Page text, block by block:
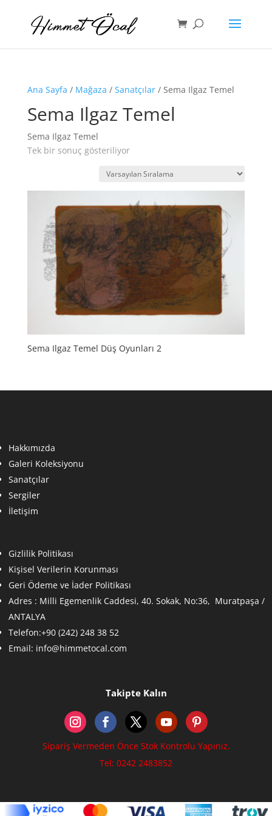
Ana Sayfa / Mağaza / Sanatçılar/ Sema Ilgaz Temel
Sema Ilgaz Temel
Sema Ilgaz Temel
Tek bir sonuç gösteriliyor
Sema Ilgaz Temel Düş Oyunları 2
Hakkımızda
Galeri Koleksiyonu
Sanatçılar
Sergiler
İletişim
Gizlilik Politikası
Kişisel Verilerin Korunması
Geri Ödeme ve İader Politikası
Adres : Milli Egemenlik Caddesi, 40. Sokak, No:36, Muratpaşa /
ANTALYA
Telefon:+90 (242) 248 38 52
Email: info@himmetocal.com
Takipte Kalın
Sipariş Vermeden Önce Stok Kontrolu Yapınız.
Tel: 0242 2483852